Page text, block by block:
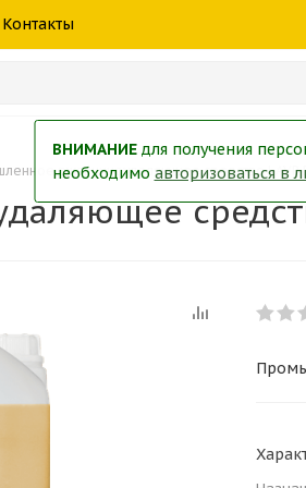
Контакты
ржавчиноудаляющее средство LAVR
ВНИМАНИЕдля получения
необходимо авторизоваться в